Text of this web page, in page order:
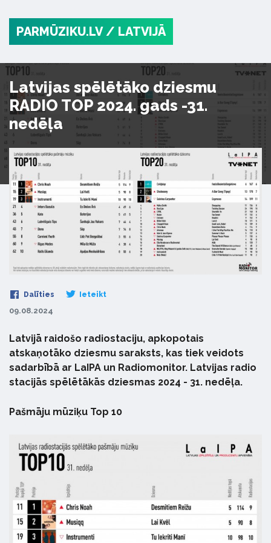
PARMŪZIKU.LV / LATVIJĀ
Latvijas spēlētāko dziesmu
RADIO TOP 2024. gads -31.
nedēļa
Dalīties Ieteikt
09.08.2024
Latvijā raidošo radiostaciju, apkopotais
atskaņotāko dziesmu saraksts, kas tiek veidots
sadarbībā ar LaIPA un Radiomonitor. Latvijas radio
stacijās spēlētākās dziesmas 2024 - 31. nedēļa.
Pašmāju mūziķu Top 10